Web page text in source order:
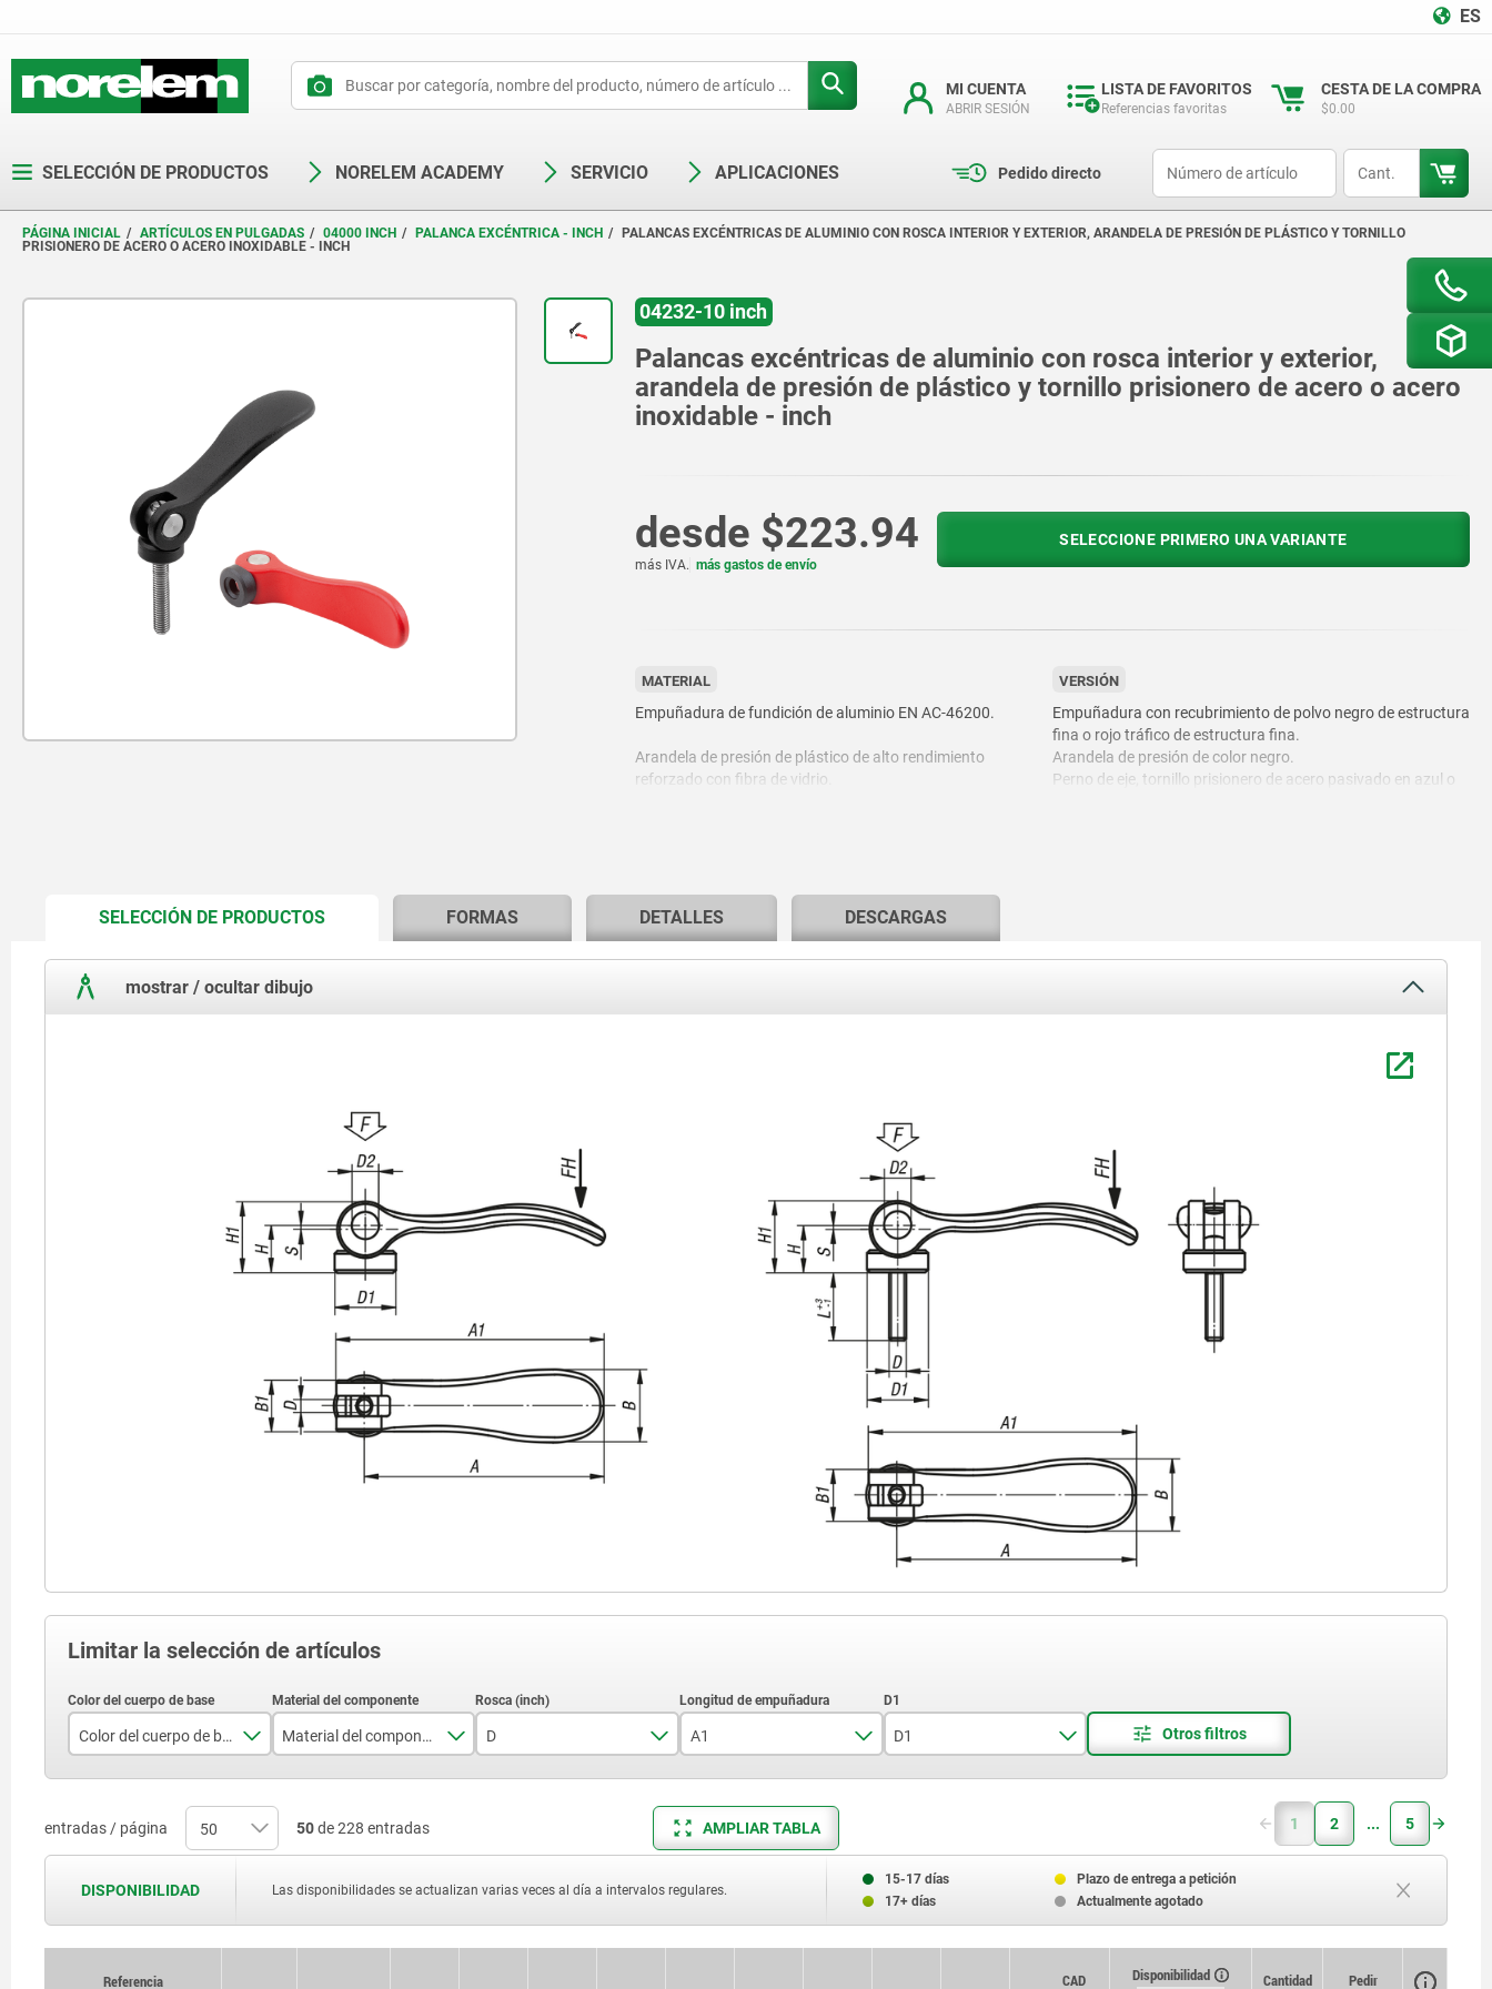
ES
MI CUENTA
ABRIR SESIÓN
LISTA DE FAVORITOS
Referencias favoritas
CESTA DE LA COMPRA
$0.00
SELECCIÓN DE PRODUCTOS NORELEM ACADEMY SERVICIO APLICACIONES Pedido directo
PÁGINA INICIAL ARTÍCULOS EN PULGADAS 04000 INCH PALANCA EXCÉNTRICA - INCH
PALANCAS EXCÉNTRICAS DE ALUMINIO CON ROSCA INTERIOR Y EXTERIOR, ARANDELA DE PRESIÓN DE PLÁSTICO Y TORNILLO
PRISIONERO DE ACERO O ACERO INOXIDABLE - INCH
04232-10 inch
Palancas excéntricas de aluminio con rosca interior y exterior,
arandela de presión de plástico y tornillo prisionero de acero o acero
inoxidable - inch
desde $223.94
más IVA. más gastos de envío
SELECCIONE PRIMERO UNA VARIANTE
MATERIAL
Empuñadura de fundición de aluminio EN AC-46200.
Arandela de presión de plástico de alto rendimiento
reforzado con fibra de vidrio.
Tornillo prisionero de acero, clase de resistencia 5.8 o acero
inoxidable 1.4305 (conforme con AISI 303).
VERSIÓN
Empuñadura con recubrimiento de polvo negro de estructura
fina o rojo tráfico de estructura fina.
Arandela de presión de color negro.
Perno de eje, tornillo prisionero de acero pasivado en azul o
SELECCIÓN DE PRODUCTOSCURRENT
FORMAS DETALLES DESCARGAS
mostrar / ocultar dibujo
Limitar la selección de artículos
Color del cuerpo de base
negro RAL 9005
rojo tráfico RAL 3020
Material del componente
acero
acero inoxidable
D
1/4-20
A1
27,5
33,5
D1
10,7
16
entradas / página 50de 228 entradas AMPLIAR TABLA 1 2 5
DISPONIBILIDAD Las disponibilidades se actualizan varias veces al día a intervalos regulares.
15-17 días
Plazo de entrega a petición
17+ días
Actualmente agotado
Referencia
CAD
Disponibilidad
Cantidad Pedir
Referencia
CAD
Disponibilidad
Cantidad Pedir